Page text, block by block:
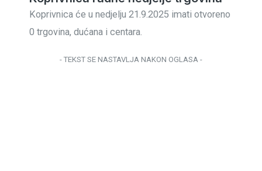
Koprivnica će u nedjelju 21.9.2025 imati otvoreno
0 trgovina, dućana i centara.
- TEKST SE NASTAVLJA NAKON OGLASA -